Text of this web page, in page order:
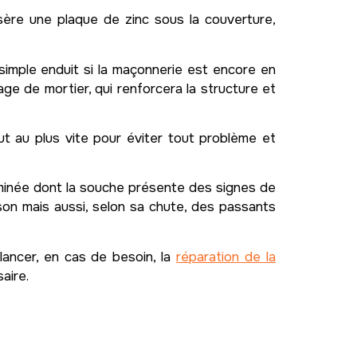
une plaque de zinc sous la couverture,
enduit si la maçonnerie est encore en
de mortier, qui renforcera la structure et
au plus vite pour éviter tout problème et
dont la souche présente des signes de
mais aussi, selon sa chute, des passants
en cas de besoin, laréparation de la